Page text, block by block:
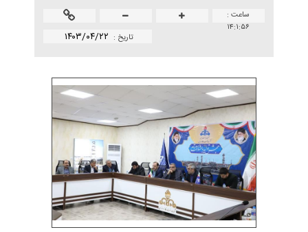
ساعت :
۱۴:۱:۵۶
تاريخ : ۱۴۰۳/۰۴/۲۲